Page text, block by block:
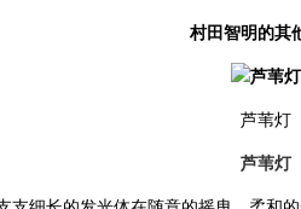
村田智明的其
芦苇灯
芦苇灯